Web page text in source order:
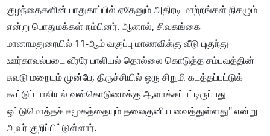
குழந்தைகளின் பாதுகாப்பில் ஏதேனும் அதிரடி மாற்றங்கள் நிகழும்
என்று பொதுமக்கள் நம்பினர். ஆனால், சிவகங்கை
மானாமதுரையில் 11-ஆம் வகுப்பு மாணவிக்கு வீடு புகுந்து
ஊர்காவல்படை வீரரே பாலியல் தொல்லை கொடுத்த சம்பவத்தின்
சுவடு மறையும் முன்பே, திருச்சியில் ஒரு சிறுமி கடத்தப்பட்டுக்
கூட்டுப் பாலியல் வன்கொடுமைக்கு ஆளாக்கப்பட்டிருப்பது
ஒட்டுமொத்தச் சமூகத்தையும் தலைகுனிய வைத்துள்ளது" என்று
அவர் குறிப்பிட்டுள்ளார்.